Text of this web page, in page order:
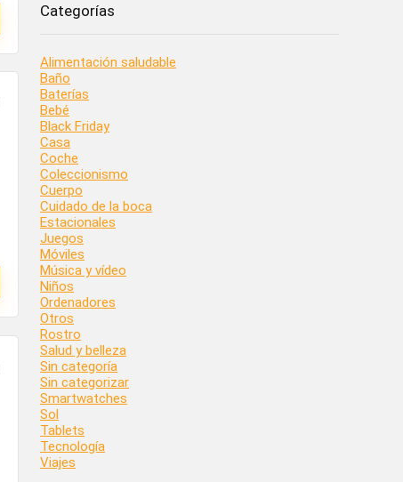
Categorías
Alimentación saludable
Baño
Baterías
Bebé
Black Friday
Casa
Coche
Coleccionismo
Cuerpo
Cuidado de la boca
Estacionales
Juegos
Móviles
Música y vídeo
Niños
Ordenadores
Otros
Rostro
Salud y belleza
Sin categoría
Sin categorizar
Smartwatches
Sol
Tablets
Tecnología
Viajes